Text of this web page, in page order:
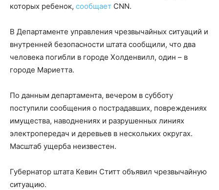
которых ребенок, сообщает CNN.
В Департаменте управления чрезвычайных ситуаций и
внутренней безопасности штата сообщили, что два
человека погибли в городе Холденвилл, один – в
городе Мариетта.
По данным департамента, вечером в субботу
поступили сообщения о пострадавших, повреждениях
имущества, наводнениях и разрушенных линиях
электропередач и деревьев в нескольких округах.
Масштаб ущерба неизвестен.
Губернатор штата Кевин Ститт объявил чрезвычайную
ситуацию.